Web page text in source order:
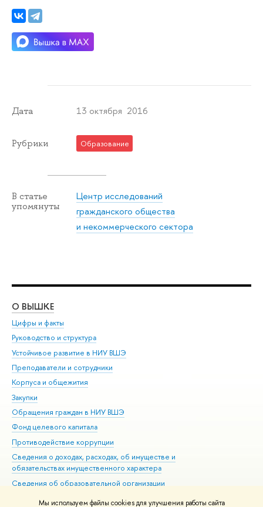
Мы используем файлы cookies для улучшения работы сайта
Дата 13 октября 2016
Рубрики Образование
В статье
упомянуты
Центр исследований
гражданского общества
и некоммерческого сектора
О ВЫШКЕ
Цифры и факты
Руководство и структура
Устойчивое развитие в НИУ ВШЭ
Преподаватели и сотрудники
Корпуса и общежития
Закупки
Обращения граждан в НИУ ВШЭ
Фонд целевого капитала
Противодействие коррупции
Сведения о доходах, расходах, об имуществе и
обязательствах имущественного характера
Сведения об образовательной организации
Людям с ограниченными возможностями здоровья